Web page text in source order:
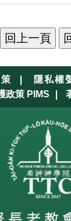
| 隱私權
政策 PIMS |